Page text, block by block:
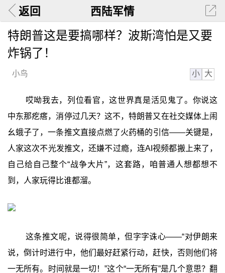
返回 西陆军情
特朗普这是要搞哪样？波斯湾怕是又要
炸锅了！
小鸟 小 大
哎呦我去，列位看官，这世界真是活见鬼了。你说这
中东那疙瘩，消停过几天？这不，特朗普又在社交媒体上闹
幺蛾子了，一条推文直接点燃了火药桶的引信——关键是，
人家这次不光发推文，还嫌不过瘾，连AI视频都搬上来了，
自己给自己整个“战争大片”，这套路，咱普通人想都想不
到，人家玩得比谁都溜。
这条推文呢，说得很简单，但字字诛心——“对伊朗来
说，倒计时进行中，他们最好赶紧行动，赶快，否则他们将
一无所有。时间就是一切！”这个“一无所有”是几个意思？翻